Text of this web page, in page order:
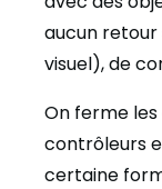
aucun
visuel), de
On ferme les
contrôleurs
certaine